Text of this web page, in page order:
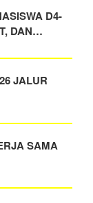
D4-
DAN…
JALUR
SAMA